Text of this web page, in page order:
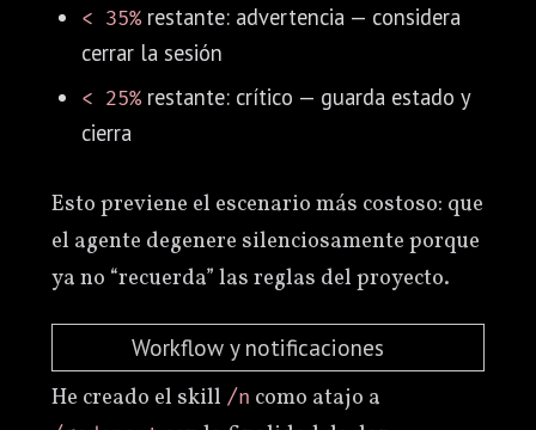
< 35% restante: advertencia — considera
cerrar la sesión
< 25% restante: crítico — guarda estado y
cierra
Esto previene el escenario más costoso: que
el agente degenere silenciosamente porque
ya no “recuerda” las reglas del proyecto.
Workflow y notificaciones
He creado el skill /n como atajo a